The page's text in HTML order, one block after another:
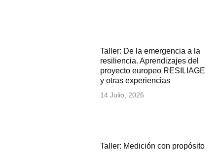
Taller: De la emergencia a la
resiliencia. Aprendizajes del
proyecto europeo RESILIAGE
y otras experiencias
14 Julio, 2026
Taller: Medición con propósito